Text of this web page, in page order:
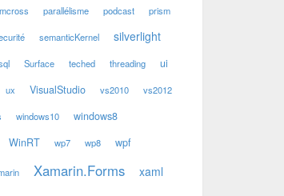
parallélisme podcast prism
semanticKernel silverlight
Surface teched threading
ui
ux VisualStudio vs2010 vs2012
windows10 windows8
WinRT wp7 wp8 wpf
Xamarin.Forms xaml